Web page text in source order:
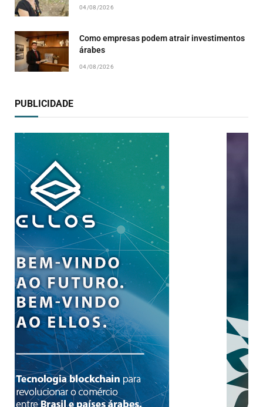
04/08/2026
Como empresas podem atrair investimentos
árabes
04/08/2026
PUBLICIDADE